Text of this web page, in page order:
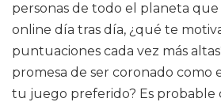
personas de todo el planeta
online día tras día, ¿qué te
puntuaciones cada vez más
promesa de ser coronado como
tu juego preferido? Es probable